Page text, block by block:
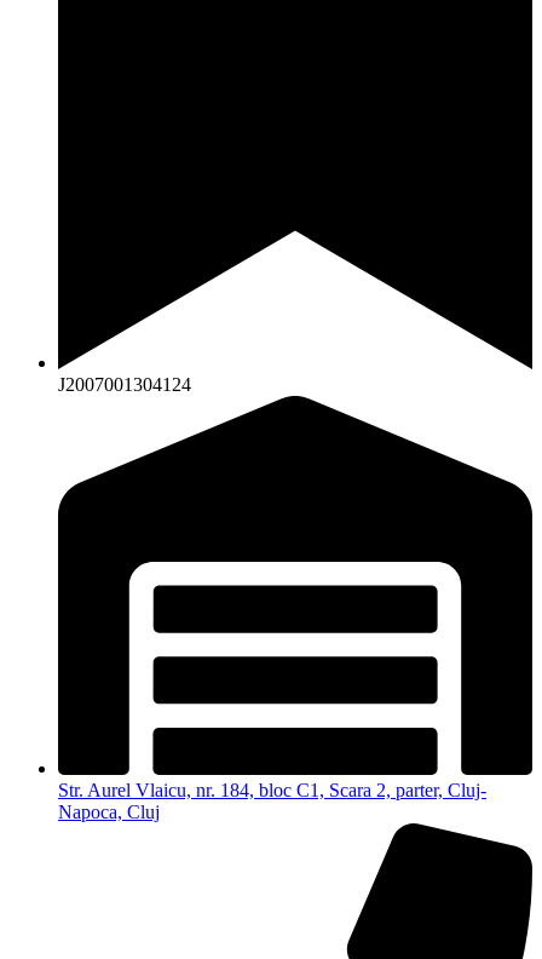
J2007001304124
Str. Aurel Vlaicu, nr. 184, bloc C1, Scara 2, parter, Cluj-
Napoca, Cluj